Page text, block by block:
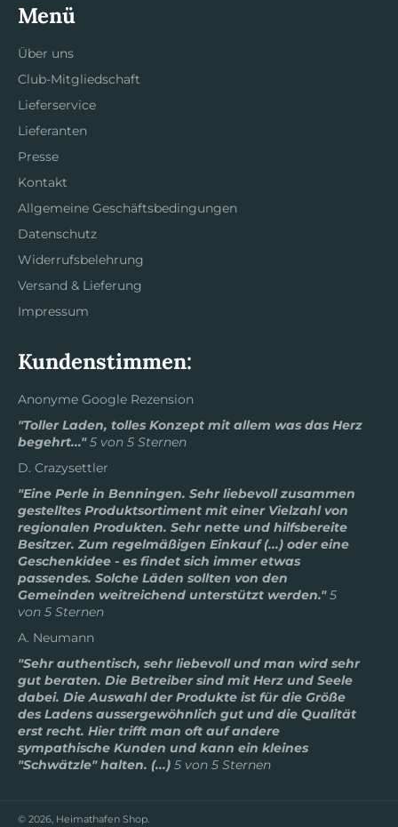
Menü
Über uns
Club-Mitgliedschaft
Lieferservice
Lieferanten
Presse
Kontakt
Allgemeine Geschäftsbedingungen
Datenschutz
Widerrufsbelehrung
Versand & Lieferung
Impressum
Kundenstimmen:
Anonyme Google Rezension
"Toller Laden, tolles Konzept mit allem was das Herz
begehrt..."5 von 5 Sternen
D. Crazysettler
"Eine Perle in Benningen. Sehr liebevoll zusammen
gestelltes Produktsortiment mit einer Vielzahl von
regionalen Produkten. Sehr nette und hilfsbereite
Besitzer. Zum regelmäßigen Einkauf (...) oder eine
Geschenkidee - es findet sich immer etwas
passendes. Solche Läden sollten von den
Gemeinden weitreichend unterstützt werden."5
von 5 Sternen
A. Neumann
"Sehr authentisch, sehr liebevoll und man wird sehr
gut beraten. Die Betreiber sind mit Herz und Seele
dabei. Die Auswahl der Produkte ist für die Größe
des Ladens aussergewöhnlich gut und die Qualität
erst recht. Hier trifft man oft auf andere
sympathische Kunden und kann ein kleines
"Schwätzle" halten. (...) 5 von 5 Sternen
© 2026, Heimathafen Shop.